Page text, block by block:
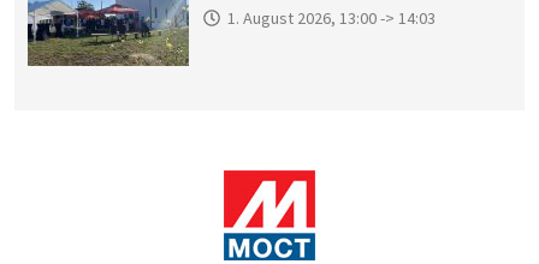
1. August 2026, 13:00 -> 14:03